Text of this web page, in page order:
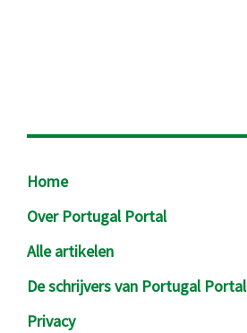
Footer
Home
Over Portugal Portal
Alle artikelen
De schrijvers van Portugal Portal
Privacy